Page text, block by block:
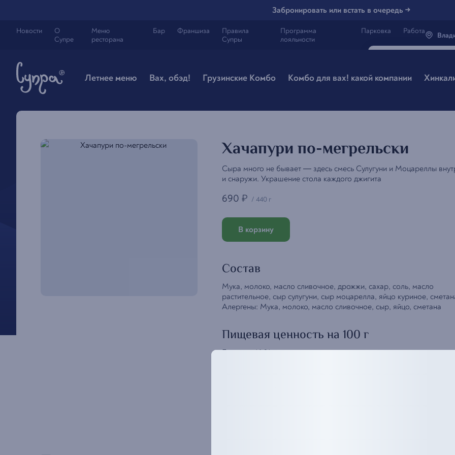
Забронировать или встать в очередь →
Новости
О
Супре
Меню
ресторана
Бар Франшиза
Правила
Супры
Программа
лояльности
Парковка Работа
Летнее меню Вах, обэд! Грузинские Комбо Комбо для вах! какой компании
Хачапури по-мегрельски
Сыра много не бывает — здесь смесь Сулугуни и Моцареллы
и снаружи. Украшение стола каждого джигита
690 ₽ / 440 г
В корзину
Состав
Мука, молоко, масло сливочное, дрожжи, сахар, соль, масло
растительное, сыр сулугуни, сыр моцарелла, яйцо куриное,
Алергены: Мука, молоко, масло сливочное, сыр, яйцо, сметана
Пищевая ценность на 100 г
Белки—16,31 г